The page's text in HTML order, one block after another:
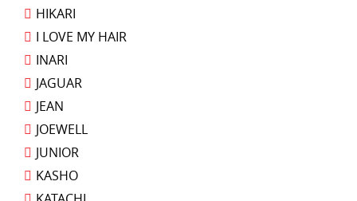
HIKARI
I LOVE MY HAIR
INARI
JAGUAR
JEAN
JOEWELL
JUNIOR
KASHO